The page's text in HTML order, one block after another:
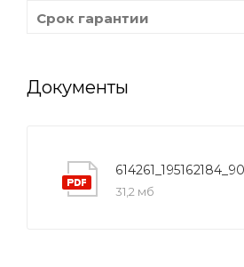
Срок гарантии
Документы
31,2 мб